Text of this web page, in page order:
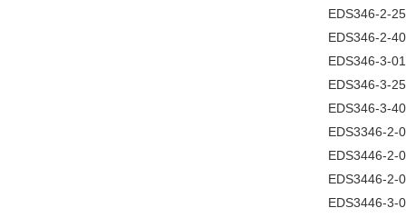
EDS346-2-
EDS346-2-
EDS346-3-
EDS346-3-
EDS346-3-
EDS3346-2-
EDS3446-2-
EDS3446-2-
EDS3446-3-